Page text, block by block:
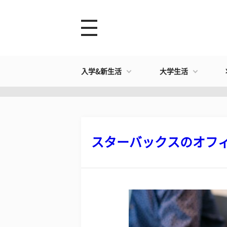
入学&新生活 大学生活
スターバックスのオフ